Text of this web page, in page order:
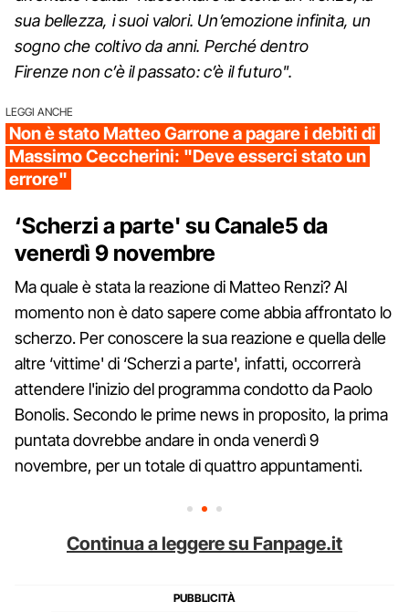
sua bellezza, i suoi valori. Un’emozione infinita, un
sogno che coltivo da anni. Perché dentro
Firenze non c’è il passato: c’è il futuro".
LEGGI ANCHE
Non è stato Matteo Garrone a pagare i debiti di
Massimo Ceccherini: "Deve esserci stato un
errore"
‘Scherzi a parte' su Canale5 da
venerdì 9 novembre
Ma quale è stata la reazione di Matteo Renzi? Al
momento non è dato sapere come abbia affrontato lo
scherzo. Per conoscere la sua reazione e quella delle
altre ‘vittime' di ‘Scherzi a parte', infatti, occorrerà
attendere l'inizio del programma condotto da Paolo
Bonolis. Secondo le prime news in proposito, la prima
puntata dovrebbe andare in onda venerdì 9
novembre, per un totale di quattro appuntamenti.
Continua a leggere su Fanpage.it